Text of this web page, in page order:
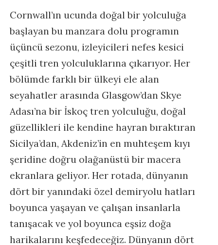
Cornwall’ın ucunda doğal bir yolculuğa
başlayan bu manzara dolu programın
üçüncü sezonu, izleyicileri nefes kesici
çeşitli tren yolculuklarına çıkarıyor. Her
bölümde farklı bir ülkeyi ele alan
seyahatler arasında Glasgow’dan Skye
Adası’na bir İskoç tren yolculuğu, doğal
güzellikleri ile kendine hayran bıraktıran
Sicilya’dan, Akdeniz’in en muhteşem kıyı
şeridine doğru olağanüstü bir macera
ekranlara geliyor. Her rotada, dünyanın
dört bir yanındaki özel demiryolu hatları
boyunca yaşayan ve çalışan insanlarla
tanışacak ve yol boyunca eşsiz doğa
harikalarını keşfedeceğiz. Dünyanın dört